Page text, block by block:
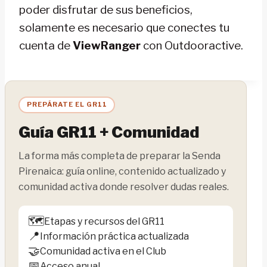
poder disfrutar de sus beneficios,
solamente es necesario que conectes tu
cuenta deViewRanger con Outdooractive.
PREPÁRATE EL GR11
Guía GR11 + Comunidad
La forma más completa de preparar la Senda
Pirenaica: guía online, contenido actualizado y
comunidad activa donde resolver dudas reales.
🗺️Etapas y recursos del GR11
📍Información práctica actualizada
🤝Comunidad activa en el Club